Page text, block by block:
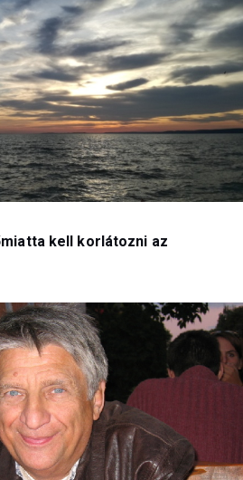
kell korlátozni az